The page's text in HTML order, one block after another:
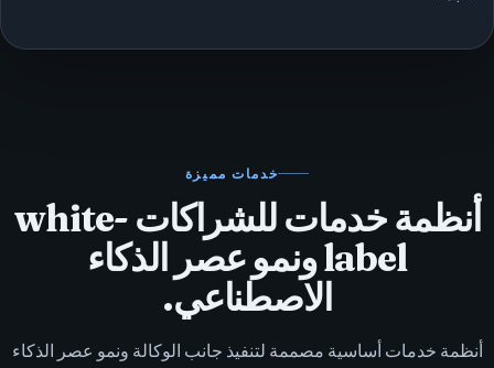
خدمات مميزة
أنظمة خدمات للشراكات white-
label ونمو عصر الذكاء
الاصطناعي.
أنظمة خدمات أساسية مصممة لتنفيذ جانب الوكالة ونمو عصر الذكاء